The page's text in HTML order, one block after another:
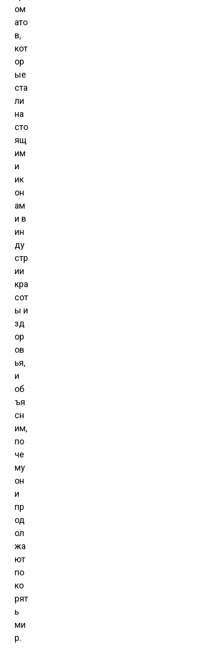
ом
ато
в,
кот
ор
ые
ста
ли
на
сто
ящ
им
и
ик
он
ам
и в
ин
ду
стр
ии
кра
сот
ы и
зд
ор
ов
ья,
и
об
ъя
сн
им,
по
че
му
он
и
пр
од
ол
жа
ют
по
ко
рят
ь
ми
р.